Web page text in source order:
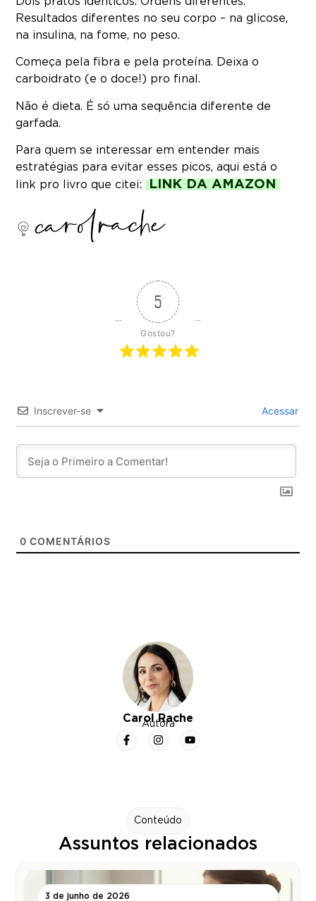
Carol Rache
Autora
Resultados diferentes no seu corpo – na glicose,
na insulina, na fome, no peso.
Começa pela fibra e pela proteína. Deixa o
carboidrato (e o doce!) pro final.
Não é dieta. É só uma sequência diferente de
garfada.
Para quem se interessar em entender mais
estratégias para evitar esses picos, aqui está o
link pro livro que citei:
LINK DA AMAZON
5
Gostou?
Inscrever-se Acessar
0 COMENTÁRIOS
Conteúdo
Assuntos relacionados
3 de junho de 2026